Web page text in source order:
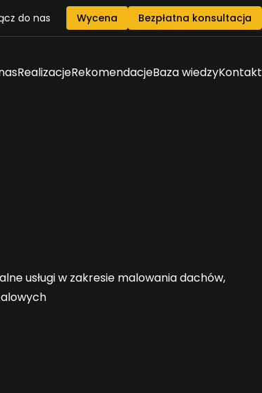
do nas Wycena Bezpłatna konsultacja
RealizacjeRekomendacjeBaza wiedzyKontakt
usługi w zakresie malowania dachów,